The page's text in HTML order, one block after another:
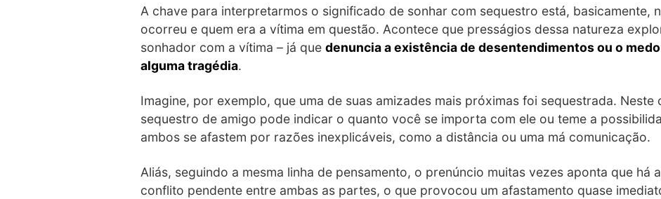
A chave para interpretarmos o significado de sonhar com sequestro está, basicamente,
ocorreu e quem era a vítima em questão. Acontece que presságios dessa natureza
sonhador com a vítima – já que denuncia a existência de desentendimentos ou o
alguma tragédia.
Imagine, por exemplo, que uma de suas amizades mais próximas foi sequestrada. Neste
sequestro de amigo pode indicar o quanto você se importa com ele ou teme a
ambos se afastem por razões inexplicáveis, como a distância ou uma má comunicação.
Aliás, seguindo a mesma linha de pensamento, o prenúncio muitas vezes aponta que há
conflito pendente entre ambas as partes, o que provocou um afastamento quase